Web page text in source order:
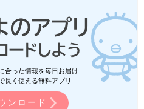
合った情報を毎日お届け
長く使える無料アプリ
ンロード